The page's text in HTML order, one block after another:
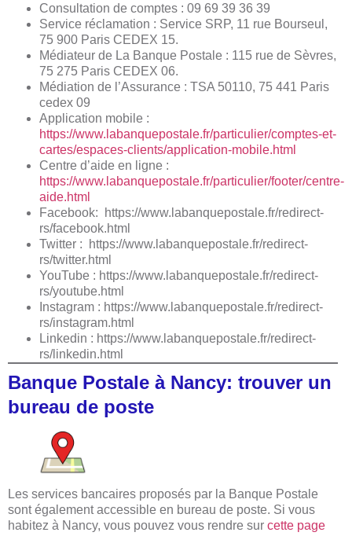
Consultation de comptes : 09 69 39 36 39
Service réclamation : Service SRP, 11 rue Bourseul,
75 900 Paris CEDEX 15.
Médiateur de La Banque Postale : 115 rue de Sèvres,
75 275 Paris CEDEX 06.
Médiation de l’Assurance : TSA 50110, 75 441 Paris
cedex 09
Application mobile :
https://www.labanquepostale.fr/particulier/comptes-et-
cartes/espaces-clients/application-mobile.html
Centre d’aide en ligne :
https://www.labanquepostale.fr/particulier/footer/centre-
aide.html
Facebook: https://www.labanquepostale.fr/redirect-
rs/facebook.html
Twitter : https://www.labanquepostale.fr/redirect-
rs/twitter.html
YouTube : https://www.labanquepostale.fr/redirect-
rs/youtube.html
Instagram : https://www.labanquepostale.fr/redirect-
rs/instagram.html
Linkedin : https://www.labanquepostale.fr/redirect-
rs/linkedin.html
Banque Postale à Nancy: trouver un
bureau de poste
Les services bancaires proposés par la Banque Postale
sont également accessible en bureau de poste. Si vous
habitez à Nancy, vous pouvez vous rendre sur cette page